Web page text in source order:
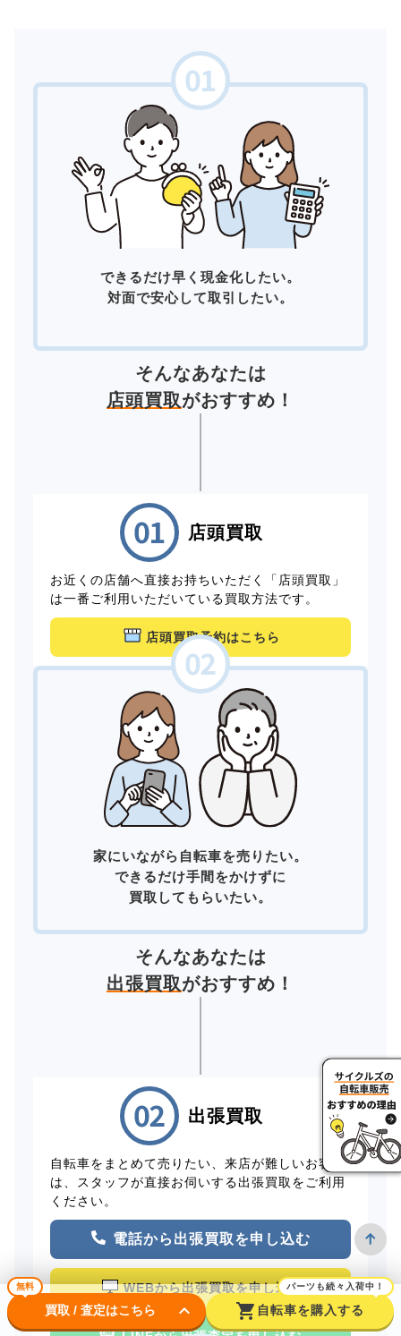
できるだけ早く現金化したい。
対面で安心して取引したい。
そんなあなたは
店頭買取がおすすめ！
店頭買取
お近くの店舗へ直接お持ちいただく「店頭買取」
は一番ご利用いただいている買取方法です。
店頭買取予約はこちら
家にいながら自転車を売りたい。
できるだけ手間をかけずに
買取してもらいたい。
そんなあなたは
出張買取がおすすめ！
出張買取
自転車をまとめて売りたい、来店が難しいお客様
は、スタッフが直接お伺いする出張買取をご利用
ください。
電話から出張買取を申し込む
WEBから出張買取を申し込む
無料
買取 / 査定はこちら keyboard_arrow_down shopping_cart
パーツも続々入荷中！
自転車を購入する